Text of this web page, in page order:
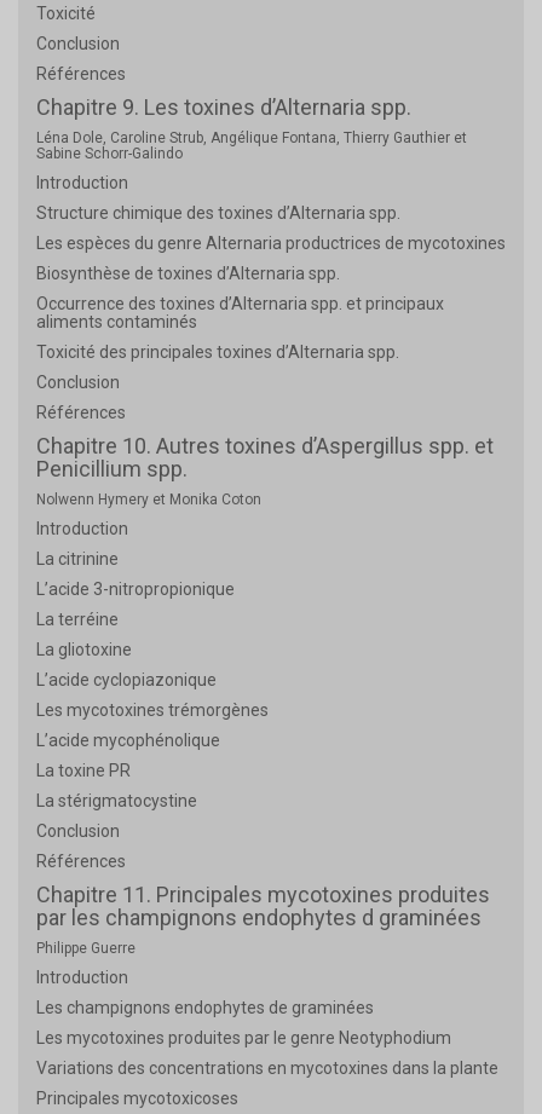
Toxicité
Conclusion
Références
Chapitre 9. Les toxines d’Alternaria spp.
Léna Dole, Caroline Strub, Angélique Fontana, Thierry Gauthier et
Sabine Schorr-Galindo
Introduction
Structure chimique des toxines d’Alternaria spp.
Les espèces du genre Alternaria productrices de mycotoxines
Biosynthèse de toxines d’Alternaria spp.
Occurrence des toxines d’Alternaria spp. et principaux
aliments contaminés
Toxicité des principales toxines d’Alternaria spp.
Conclusion
Références
Chapitre 10. Autres toxines d’Aspergillus spp. et
Penicillium spp.
Nolwenn Hymery et Monika Coton
Introduction
La citrinine
L’acide 3-nitropropionique
La terréine
La gliotoxine
L’acide cyclopiazonique
Les mycotoxines trémorgènes
L’acide mycophénolique
La toxine PR
La stérigmatocystine
Conclusion
Références
Chapitre 11. Principales mycotoxines produites
par les champignons endophytes d graminées
Philippe Guerre
Introduction
Les champignons endophytes de graminées
Les mycotoxines produites par le genre Neotyphodium
Variations des concentrations en mycotoxines dans la plante
Principales mycotoxicoses